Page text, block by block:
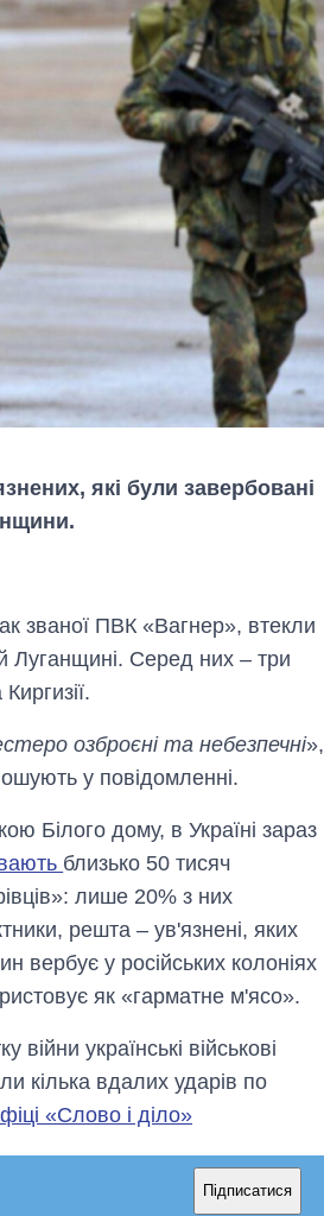
які були завербовані
званої ПВК «Вагнер», втекли
Луганщині. Серед них – три
озброєні та небезпечні»,
у повідомленні.
Білого дому, в Україні зараз
близько 50 тисяч
лише 20% з них
решта – ув'язнені, яких
вербує у російських колоніях
як «гарматне м'ясо».
війни українські військові
кілька вдалих ударів по
«Слово і діло»
Підписатися
як зріс попит на
роки і що
прогнозують на
2027-й